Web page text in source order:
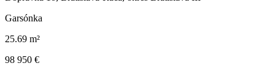
Garsónka
25.69 m²
98 950 €